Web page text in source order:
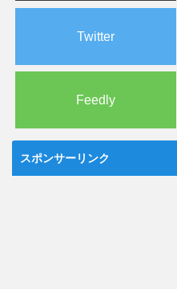
Twitter
Feedly
スポンサーリンク